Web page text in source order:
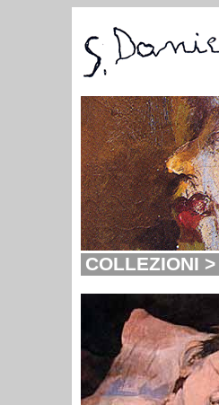
COLLEZIONI